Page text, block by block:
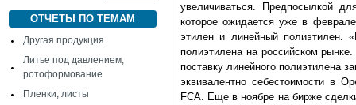
ОТЧЕТЫ ПО ТЕМАМ
Другая продукция
Литье под давлением,
ротоформование
Пленки, листы
увеличиваться. Предпосылкой
которое ожидается уже в
этилен и линейный полиэтилен.
полиэтилена на российском
поставку линейного полиэтилена
эквивалентно себестоимости в
FCA. Еще в ноябре на бирже